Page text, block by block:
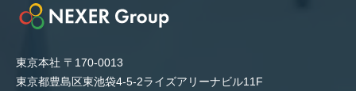
東京本社 〒170-0013
東京都豊島区東池袋4-5-2ライズアリーナビル11F